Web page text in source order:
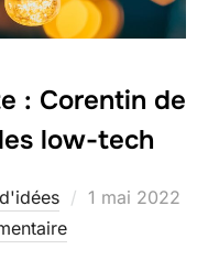
: Corentin de
low-tech
Publié
1 mai 2022